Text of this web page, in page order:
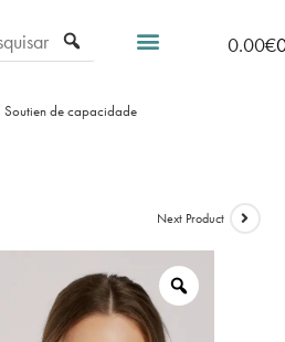
0.00€
Soutien de capacidade
Next Product